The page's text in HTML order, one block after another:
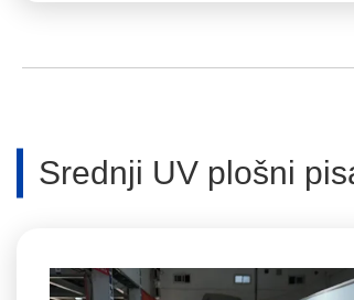
Srednji UV plošni